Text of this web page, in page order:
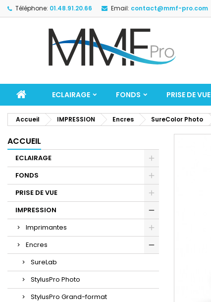
Téléphone: 01.48.91.20.66 Email: contact@mmf-pro.com
ECLAIRAGE FONDS PRISE DE VUE
Accueil IMPRESSION Encres SureColor Photo
ACCUEIL
ECLAIRAGE
FONDS
PRISE DE VUE
IMPRESSION
Imprimantes
Encres
SureLab
StylusPro Photo
StylusPro Grand-format